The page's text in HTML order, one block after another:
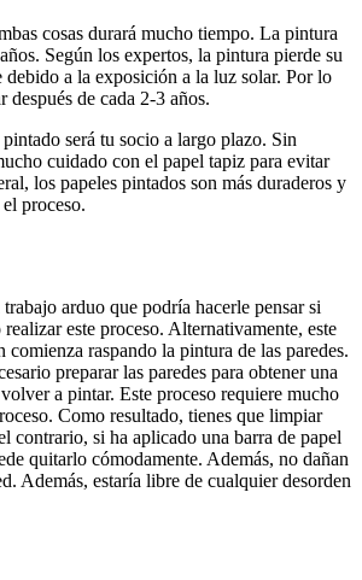
cosas durará mucho tiempo. La pintura
Según los expertos, la pintura pierde su
a la exposición a la luz solar. Por lo
después de cada 2-3 años.
será tu socio a largo plazo. Sin
cuidado con el papel tapiz para evitar
los papeles pintados son más duraderos y
proceso.
arduo que podría hacerle pensar si
realizar este proceso. Alternativamente, este
comienza raspando la pintura de las paredes.
preparar las paredes para obtener una
a pintar. Este proceso requiere mucho
Como resultado, tienes que limpiar
contrario, si ha aplicado una barra de papel
quitarlo cómodamente. Además, no dañan
Además, estaría libre de cualquier desorden